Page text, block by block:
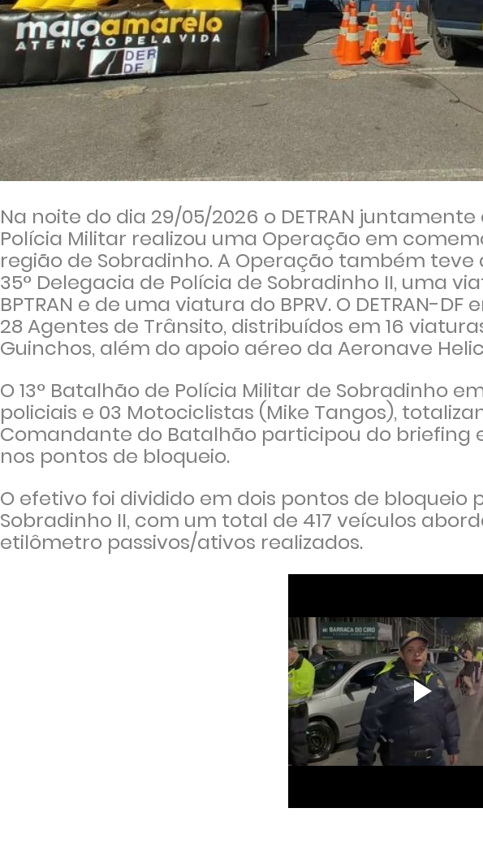
Na noite do dia 29/05/2026 o DETRAN
Polícia Militar realizou uma Operação em
região de Sobradinho. A Operação também
35° Delegacia de Polícia de Sobradinho II, uma
BPTRAN e de uma viatura do BPRV. O DETRAN-
28 Agentes de Trânsito, distribuídos em 16
Guinchos, além do apoio aéreo da Aeronave
O 13° Batalhão de Polícia Militar de Sobradinho
policiais e 03 Motociclistas (Mike Tangos),
Comandante do Batalhão participou do briefing
nos pontos de bloqueio.
O efetivo foi dividido em dois pontos de bloqueio
Sobradinho II, com um total de 417 veículos
etilômetro passivos/ativos realizados.